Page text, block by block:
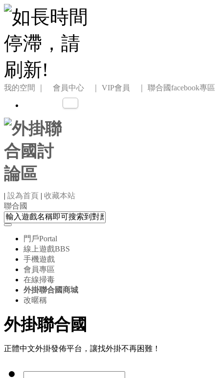
我的空間 ｜ 會員中心 ｜ VIP會員 ｜ 聯合國facebook專區
| 設為首頁 | 收藏本站
聯合國
門戶Portal
線上遊戲BBS
手機遊戲
會員專區
在線掃毒
外掛聯合國商城
改暱稱
外掛聯合國
正體中文外掛發佈平台，讓找外掛不再困難！